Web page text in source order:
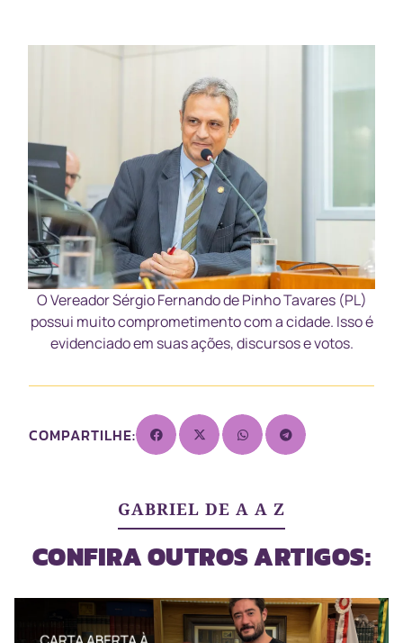
O Vereador Sérgio Fernando de Pinho Tavares (PL)
possui muito comprometimento com a cidade. Isso é
evidenciado em suas ações, discursos e votos.
COMPARTILHE:
GABRIEL DE A A Z
CONFIRA OUTROS ARTIGOS: